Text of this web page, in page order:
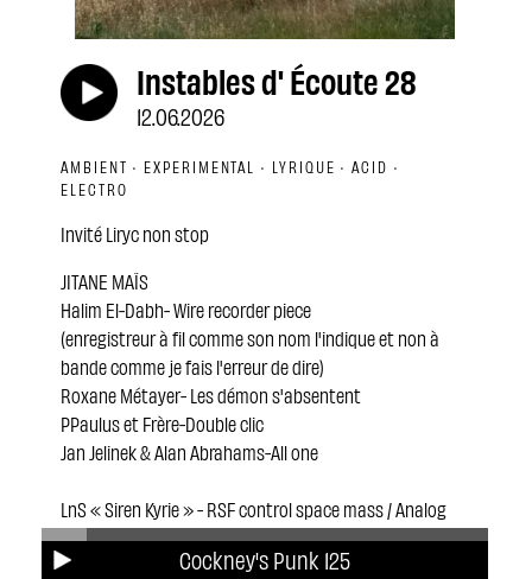
Cockney's Punk 125
Instables d' Écoute 28
12.06.2026
AMBIENT · EXPERIMENTAL · LYRIQUE · ACID ·
ELECTRO
Invité Liryc non stop
JITANE MAÏS
Halim El-Dabh- Wire recorder piece
(enregistreur à fil comme son nom l'indique et non à
bande comme je fais l'erreur de dire)
Roxane Métayer- Les démon s'absentent
PPaulus et Frère-Double clic
Jan Jelinek & Alan Abrahams-All one
LnS « Siren Kyrie » - RSF control space mass / Analog
Space Trax 10
LnS vs King Cosmic « Saviour » - Mass Hypnosis /